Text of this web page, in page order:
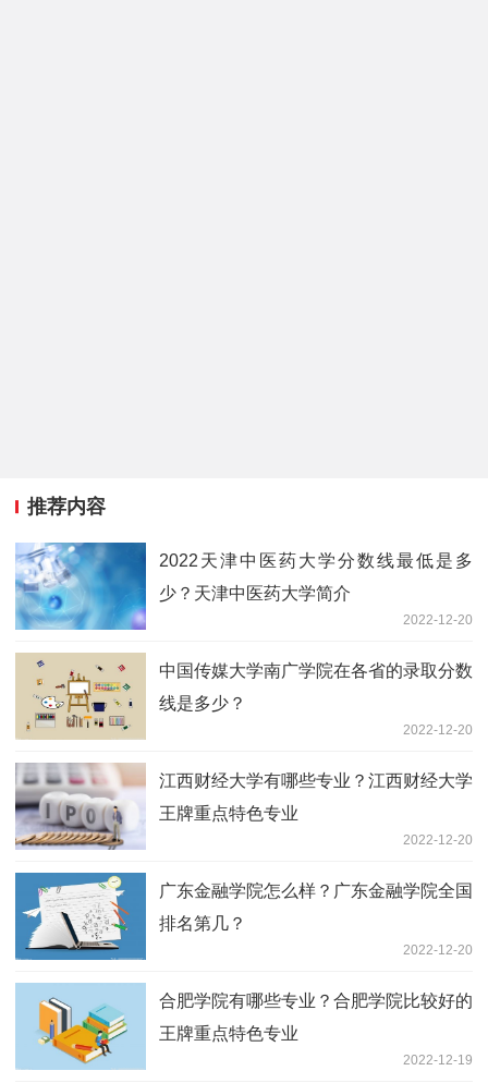
推荐内容
2022天津中医药大学分数线最低是多
少？天津中医药大学简介
2022-12-20
中国传媒大学南广学院在各省的录取分数
线是多少？
2022-12-20
江西财经大学有哪些专业？江西财经大学
王牌重点特色专业
2022-12-20
广东金融学院怎么样？广东金融学院全国
排名第几？
2022-12-20
合肥学院有哪些专业？合肥学院比较好的
王牌重点特色专业
2022-12-19